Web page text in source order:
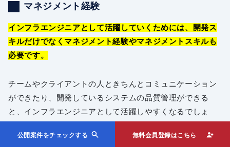
マネジメント経験
インフラエンジニアとして活躍していくためには、開発ス
キルだけでなくマネジメント経験やマネジメントスキルも
必要です。
チームやクライアントの人ときちんとコミュニケーション
ができたり、開発しているシステムの品質管理ができる
と、インフラエンジニアとして活躍しやすくなるでしょ
公開案件をチェックする 無料会員登録はこちら